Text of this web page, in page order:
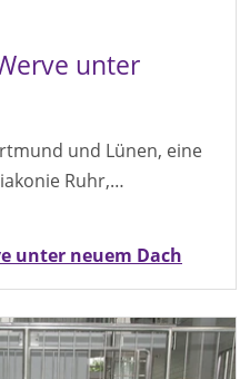
unter
und Lünen, eine
Ruhr,…
unter neuem Dach